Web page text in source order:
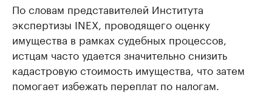
По словам представителей Института
экспертизы INEX, проводящего оценку
имущества в рамках судебных процессов,
истцам часто удается значительно снизить
кадастровую стоимость имущества, что затем
помогает избежать переплат по налогам.